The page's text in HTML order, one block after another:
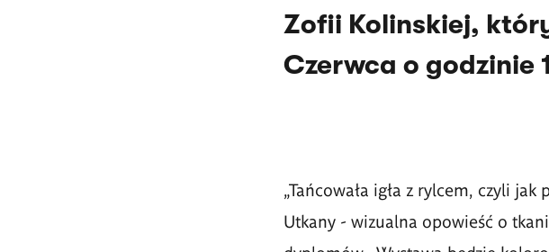
Zofii Kolinskiej,
Czerwca o godzinie
„Tańcowała igła z rylcem, czyli jak
Utkany - wizualna opowieść o